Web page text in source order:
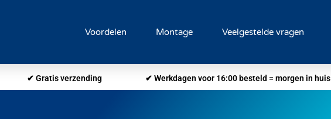
Voordelen Montage Veelgestelde vragen
✔ Gratis verzending ✔ Werkdagen voor 16:00 besteld = morgen in huis